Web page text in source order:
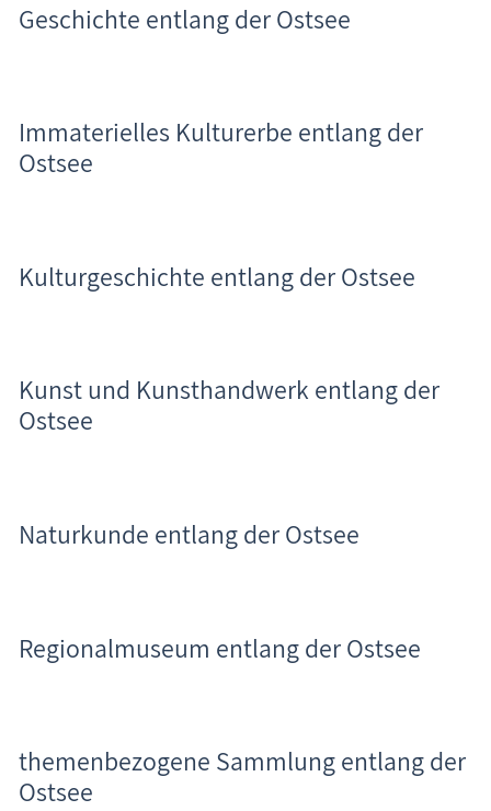
Veranstaltungen
Geschichte entlang der Ostsee
Immaterielles Kulturerbe entlang der
Ostsee
Kulturgeschichte entlang der Ostsee
Kunst und Kunsthandwerk entlang der
Ostsee
Naturkunde entlang der Ostsee
Regionalmuseum entlang der Ostsee
themenbezogene Sammlung entlang der
Ostsee